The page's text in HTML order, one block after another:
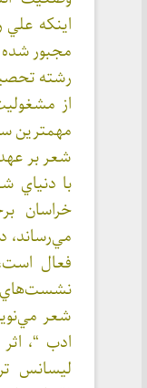
اينكه علي
مجبور
از
مهمترين
شعر بر
با دنياي
خراسان
مي‌رساند،
فعال
نشست‌هاي
شعر
ادب “،
ليسانس